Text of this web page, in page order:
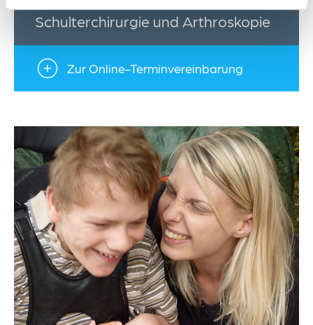
Schulterchirurgie und Arthroskopie
Zur Online-Terminvereinbarung